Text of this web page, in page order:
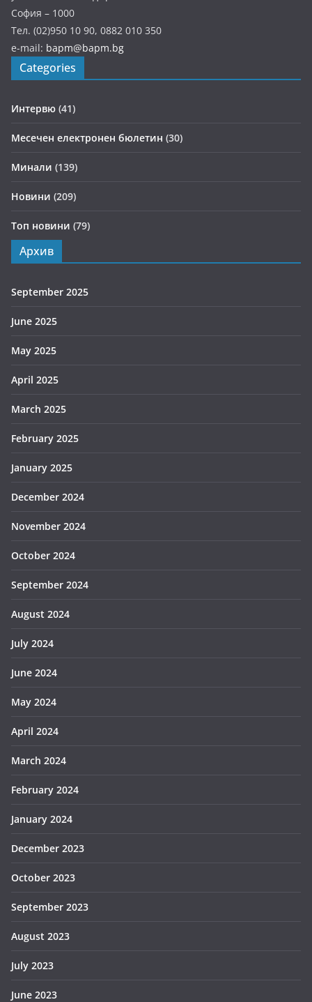
София – 1000
Тел. (02)950 10 90, 0882 010 350
e-mail: bapm@bapm.bg
Categories
Интервю (41)
Месечен електронен бюлетин (30)
Минали (139)
Новини (209)
Топ новини (79)
Архив
September 2025
June 2025
May 2025
April 2025
March 2025
February 2025
January 2025
December 2024
November 2024
October 2024
September 2024
August 2024
July 2024
June 2024
May 2024
April 2024
March 2024
February 2024
January 2024
December 2023
October 2023
September 2023
August 2023
July 2023
June 2023